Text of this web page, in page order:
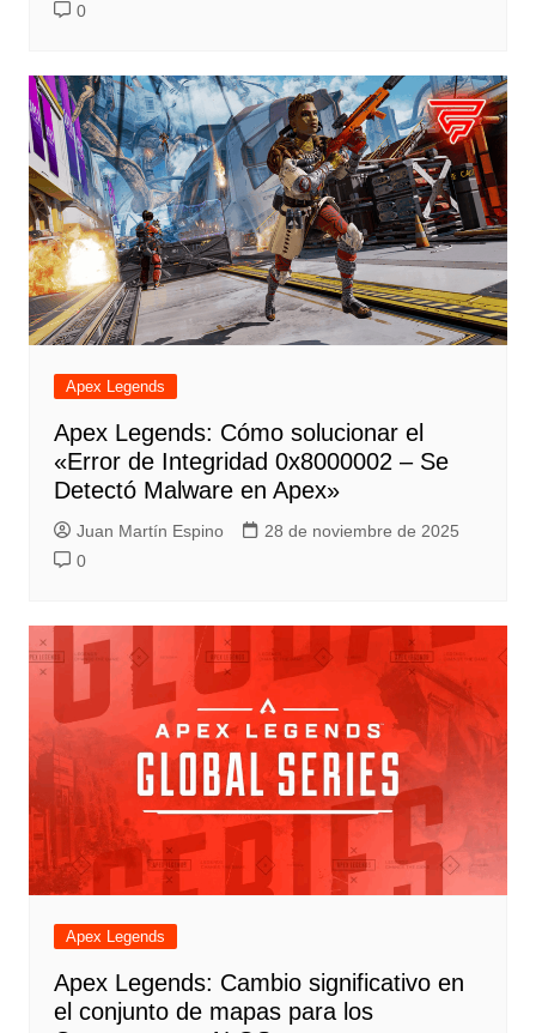
0
Apex Legends
Apex Legends: Cómo solucionar el
«Error de Integridad 0x8000002 – Se
Detectó Malware en Apex»
Juan Martín Espino
28 de noviembre de 2025
0
Apex Legends
Apex Legends: Cambio significativo en
el conjunto de mapas para los